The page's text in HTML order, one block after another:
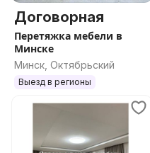
Договорная
Перетяжка мебели в
Минске
Минск, Октябрьский
Выезд в регионы